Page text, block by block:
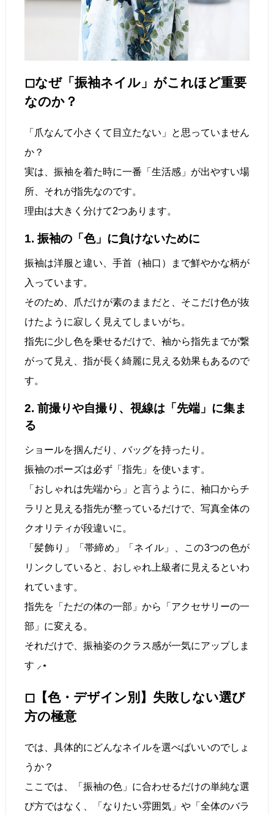
◻︎なぜ「振袖ネイル」がこれほど重要
なのか？
「爪なんて小さくて目立たない」と思っていません
か？
実は、振袖を着た時に一番「生活感」が出やすい場
所、それが指先なのです。
理由は大きく分けて2つあります。
1. 振袖の「色」に負けないために
振袖は洋服と違い、手首（袖口）まで鮮やかな柄が
入っています。
そのため、爪だけが素のままだと、そこだけ色が抜
けたように寂しく見えてしまいがち。
指先に少し色を乗せるだけで、袖から指先までが繋
がって見え、指が長く綺麗に見える効果もあるので
す。
2. 前撮りや自撮り、視線は「先端」に集ま
る
ショールを掴んだり、バッグを持ったり。
振袖のポーズは必ず「指先」を使います。
「おしゃれは先端から」と言うように、袖口からチ
ラリと見える指先が整っているだけで、写真全体の
クオリティが段違いに。
「髪飾り」「帯締め」「ネイル」、この3つの色が
リンクしていると、おしゃれ上級者に見えるといわ
れています。
指先を「ただの体の一部」から「アクセサリーの一
部」に変える。
それだけで、振袖姿のクラス感が一気にアップしま
す ⸝⋆
◻︎【色・デザイン別】失敗しない選び
方の極意
では、具体的にどんなネイルを選べばいいのでしょ
うか？
ここでは、「振袖の色」に合わせるだけの単純な選
び方ではなく、「なりたい雰囲気」や「全体のバラ